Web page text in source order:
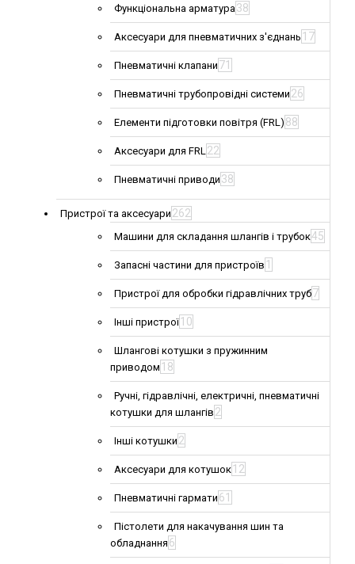
Функціональна арматура38
Аксесуари для пневматичних з'єднань 17
Пневматичні клапани 71
Пневматичні трубопровідні системи 26
Елементи підготовки повітря (FRL) 88
Аксесуари для FRL22
Пневматичні приводи 38
Пристрої та аксесуари 262
Машини для складання шлангів і трубок45
Запасні частини для пристроїв 1
Пристрої для обробки гідравлічних труб7
Інші пристрої 10
Шлангові котушки з пружинним
приводом 18
Ручні, гідравлічні, електричні, пневматичні
котушки для шлангів 2
Інші котушки 2
Аксесуари для котушок 12
Пневматичні гармати 61
Пістолети для накачування шин та
обладнання 6